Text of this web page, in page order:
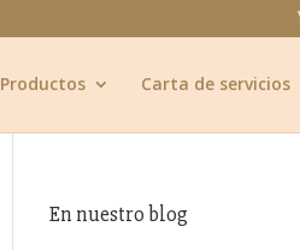
Productos Carta de servicios
En nuestro blog